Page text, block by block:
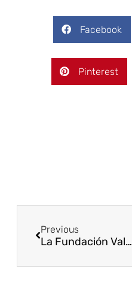
Facebook
Pinterest
Previous
La Fundación Valpuesta se creará formalmente en marzo